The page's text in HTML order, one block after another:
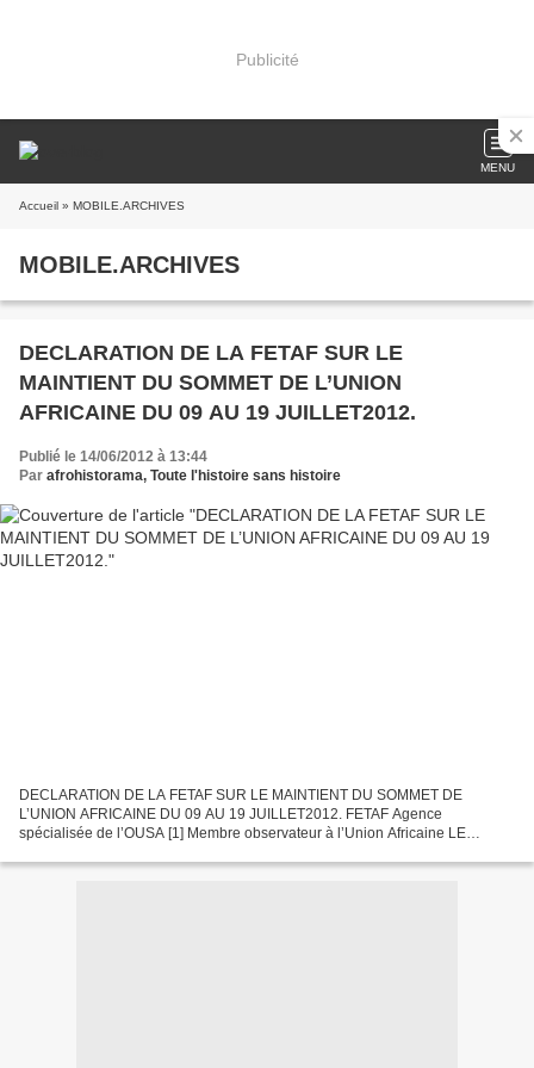
Publicité
MENU
Accueil » MOBILE.ARCHIVES
MOBILE.ARCHIVES
DECLARATION DE LA FETAF SUR LE
MAINTIENT DU SOMMET DE L’UNION
AFRICAINE DU 09 AU 19 JUILLET2012.
Publié le 14/06/2012 à 13:44
Par afrohistorama, Toute l'histoire sans histoire
DECLARATION DE LA FETAF SUR LE MAINTIENT DU SOMMET DE
L’UNION AFRICAINE DU 09 AU 19 JUILLET2012. FETAF Agence
spécialisée de l’OUSA [1] Membre observateur à l’Union Africaine LE
A ADDIS-ABABA...